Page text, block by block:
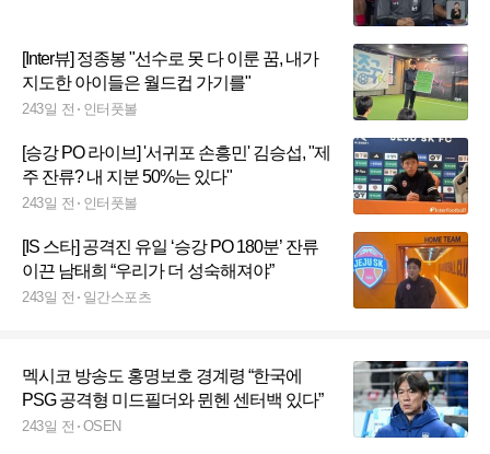
[Inter뷰] 정종봉 "선수로 못 다 이룬 꿈, 내가
지도한 아이들은 월드컵 가기를"
243일 전 인터풋볼
[승강 PO 라이브] '서귀포 손흥민' 김승섭, "제
주 잔류? 내 지분 50%는 있다"
243일 전 인터풋볼
[IS 스타] 공격진 유일 ‘승강 PO 180분’ 잔류
이끈 남태희 “우리가 더 성숙해져야”
243일 전 일간스포츠
멕시코 방송도 홍명보호 경계령 “한국에
PSG 공격형 미드필더와 뮌헨 센터백 있다”
243일 전 OSEN